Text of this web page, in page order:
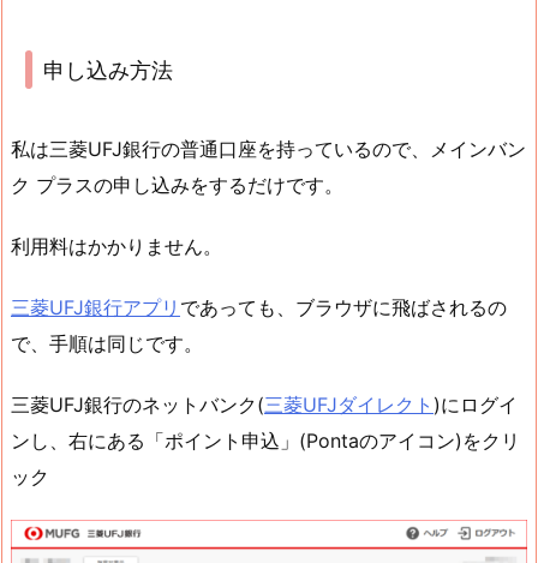
申し込み方法
私は三菱UFJ銀行の普通口座を持っているので、メインバン
ク プラスの申し込みをするだけです。
利用料はかかりません。
三菱UFJ銀行アプリ であっても、ブラウザに飛ばされるの
で、手順は同じです。
三菱UFJ銀行のネットバンク(三菱UFJダイレクト )にログイ
ンし、右にある「ポイント申込」(Pontaのアイコン)をクリ
ック